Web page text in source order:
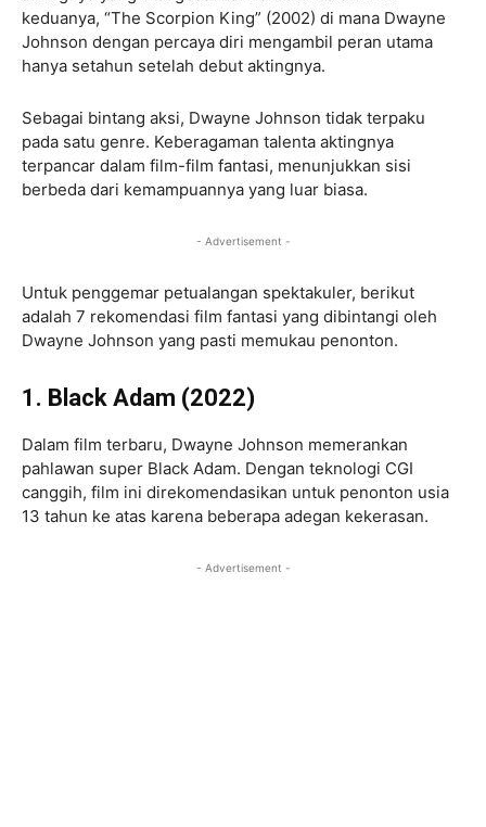
keduanya, “The Scorpion King” (2002) di mana Dwayne
Johnson dengan percaya diri mengambil peran utama
hanya setahun setelah debut aktingnya.
Sebagai bintang aksi, Dwayne Johnson tidak terpaku
pada satu genre. Keberagaman talenta aktingnya
terpancar dalam film-film fantasi, menunjukkan sisi
berbeda dari kemampuannya yang luar biasa.
- Advertisement -
Untuk penggemar petualangan spektakuler, berikut
adalah 7 rekomendasi film fantasi yang dibintangi oleh
Dwayne Johnson yang pasti memukau penonton.
1. Black Adam (2022)
Dalam film terbaru, Dwayne Johnson memerankan
pahlawan super Black Adam. Dengan teknologi CGI
canggih, film ini direkomendasikan untuk penonton usia
13 tahun ke atas karena beberapa adegan kekerasan.
- Advertisement -